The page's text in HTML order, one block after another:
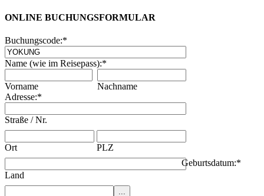
ONLINE BUCHUNGSFORMULAR
Buchungscode:*
Name (wie im Reisepass):*
Vorname
Nachname
Adresse:*
Straße / Nr.
Ort PLZ
Land
Geburtsdatum:*